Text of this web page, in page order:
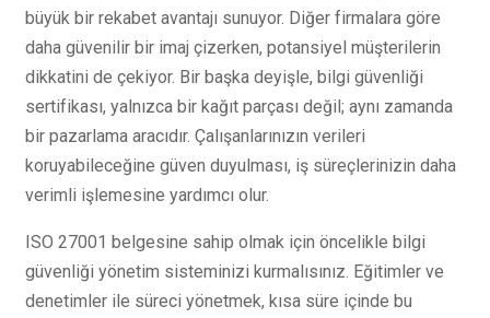
büyük bir rekabet avantajı sunuyor. Diğer firmalara göre
daha güvenilir bir imaj çizerken, potansiyel müşterilerin
dikkatini de çekiyor. Bir başka deyişle, bilgi güvenliği
sertifikası, yalnızca bir kağıt parçası değil; aynı zamanda
bir pazarlama aracıdır. Çalışanlarınızın verileri
koruyabileceğine güven duyulması, iş süreçlerinizin daha
verimli işlemesine yardımcı olur.
ISO 27001 belgesine sahip olmak için öncelikle bilgi
güvenliği yönetim sisteminizi kurmalısınız. Eğitimler ve
denetimler ile süreci yönetmek, kısa süre içinde bu